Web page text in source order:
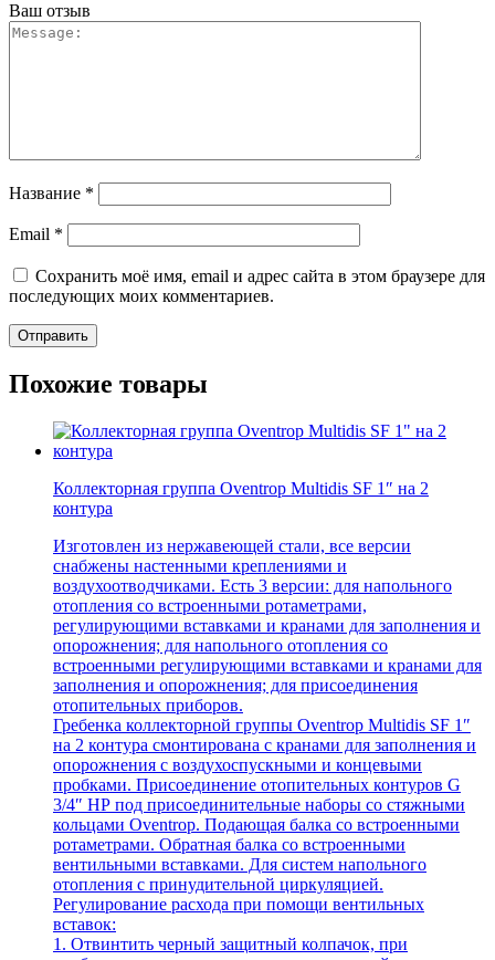
Ваш отзыв
Название *
Email *
Сохранить моё имя, email и адрес сайта в этом браузере для
последующих моих комментариев.
Похожие товары
Коллекторная группа Oventrop Multidis SF 1″ на 2
контура
Изготовлен из нержавеющей стали, все версии
снабжены настенными креплениями и
воздухоотводчиками. Есть 3 версии: для напольного
отопления со встроенными ротаметрами,
регулирующими вставками и кранами для заполнения и
опорожнения; для напольного отопления со
встроенными регулирующими вставками и кранами для
заполнения и опорожнения; для присоединения
отопительных приборов.
Гребенка коллекторной группы Oventrop Multidis SF 1″
на 2 контура смонтирована с кранами для заполнения и
опорожнения с воздухоспускными и концевыми
пробками. Присоединение отопительных контуров G
3/4″ НР под присоединительные наборы со стяжными
кольцами Oventrop. Подающая балка со встроенными
ротаметрами. Обратная балка со встроенными
вентильными вставками. Для систем напольного
отопления с принудительной циркуляцией.
Регулирование расхода при помощи вентильных
вставок:
1. Отвинтить черный защитный колпачок, при